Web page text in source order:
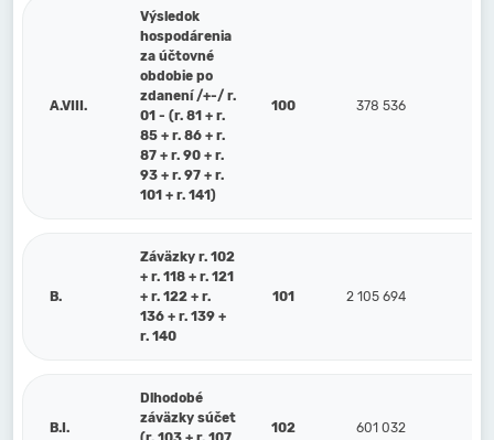
A.VIII.
Výsledok
hospodárenia
za účtovné
obdobie po
zdanení /+-/ r.
01 - (r. 81 + r.
85 + r. 86 + r.
87 + r. 90 + r.
93 + r. 97 + r.
101 + r. 141)
100 378 536
B.
Záväzky r. 102
+ r. 118 + r. 121
+ r. 122 + r.
136 + r. 139 +
r. 140
101 2 105 694
B.I.
Dlhodobé
záväzky súčet
102 601 032